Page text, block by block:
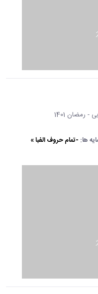
رمضان 1401
ها: -تمام حروف الفبا »